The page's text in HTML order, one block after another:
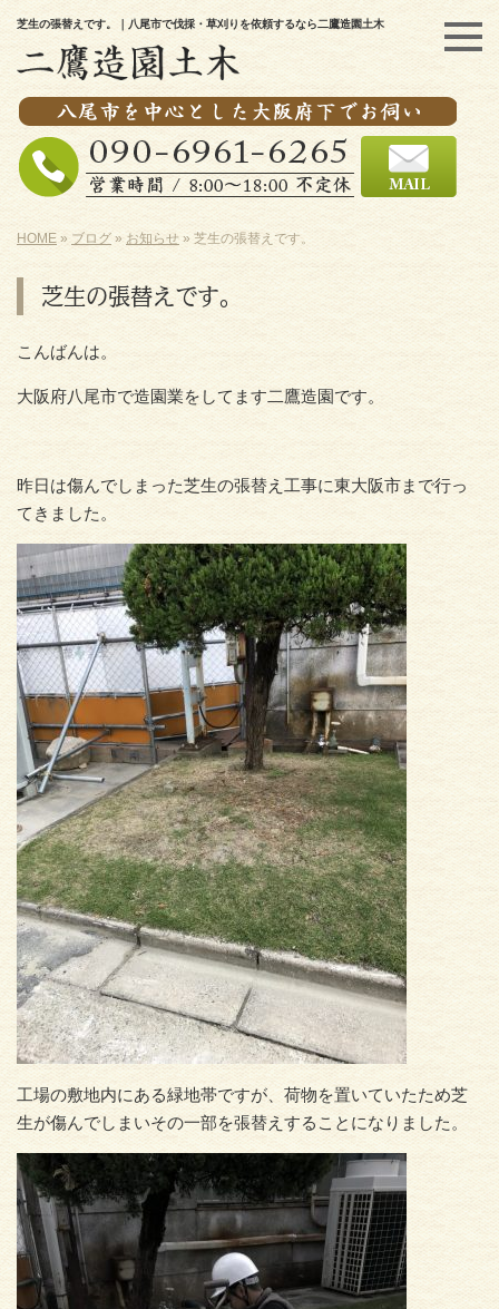
芝生の張替えです。｜八尾市で伐採・草刈りを依頼するなら二鷹造園土木
HOME » ブログ » お知らせ » 芝生の張替えです。
芝生の張替えです。
こんばんは。
大阪府八尾市で造園業をしてます二鷹造園です。
昨日は傷んでしまった芝生の張替え工事に東大阪市まで行っ
てきました。
工場の敷地内にある緑地帯ですが、荷物を置いていたため芝
生が傷んでしまいその一部を張替えすることになりました。